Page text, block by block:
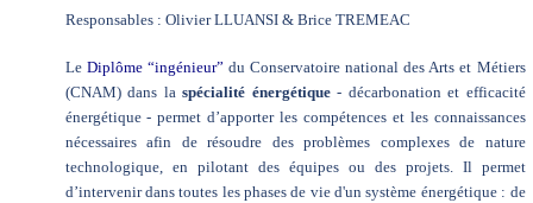
Responsables : Olivier LLUANSI & Brice TREMEAC
Le Diplôme “ingénieur” du Conservatoire national des Arts et Métiers
(CNAM) dans la spécialité énergétique- décarbonation et efficacité
énergétique - permet d’apporter les compétences et les connaissances
nécessaires afin de résoudre des problèmes complexes de nature
technologique, en pilotant des équipes ou des projets. Il permet
d’intervenir dans toutes les phases de vie d'un système énergétique : de